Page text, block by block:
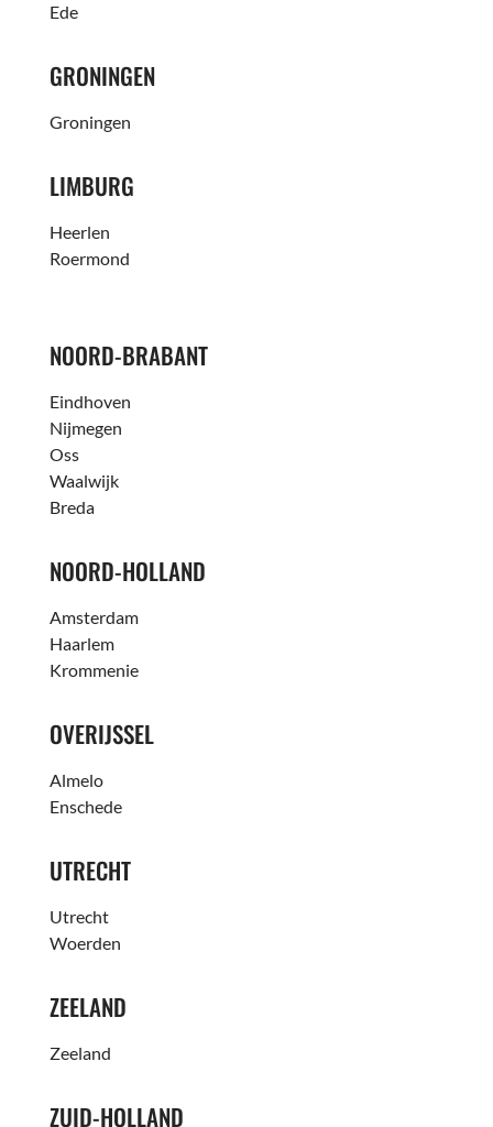
Ede
GRONINGEN
Groningen
LIMBURG
Heerlen
Roermond
NOORD-BRABANT
Eindhoven
Nijmegen
Oss
Waalwijk
Breda
NOORD-HOLLAND
Amsterdam
Haarlem
Krommenie
OVERIJSSEL
Almelo
Enschede
UTRECHT
Utrecht
Woerden
ZEELAND
Zeeland
ZUID-HOLLAND